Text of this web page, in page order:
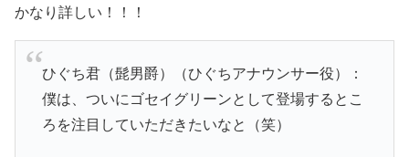
かなり詳しい！！！
ひぐち君（髭男爵）（ひぐちアナウンサー役）：
僕は、ついにゴセイグリーンとして登場するとこ
ろを注目していただきたいなと（笑）